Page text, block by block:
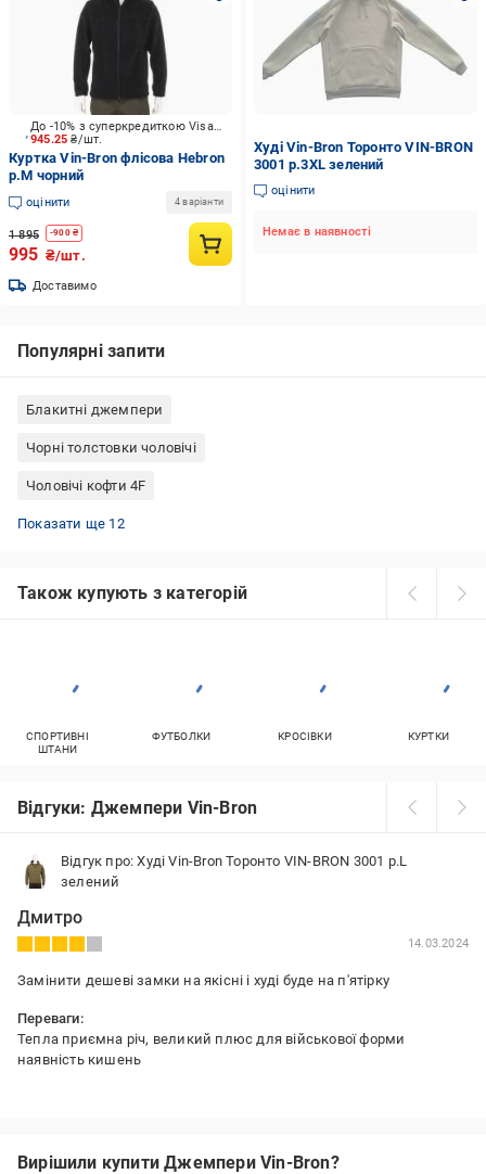
945.25₴/шт.
До -10% з суперкредиткою Visa Вигода
Куртка Vin-Bron флісова Hebron
р.M чорний
оцінити 4 варіанти
1 895 -900₴
995 ₴/шт.
Доставимо
Худі Vin-Bron Торонто VIN-BRON
3001 р.3XL зелений
оцінити
Немає в наявності
Популярні запити
Блакитні джемпери
Чорні толстовки чоловічі
Чоловічі кофти 4F
Худі без капюшона
Коричневі гольфи
Світшоти New Balance
Джемпери жіночі оверсайз
Худі жіночі
Світшоти Adidas чоловічі
Кофти з коміром жіночі
Червоні гольфи
Довгі худі
Чоловічі світшоти Puma
Худі Tommy Hilfiger
Кардигани жіночі в'язані
Показати ще 12
Також купують з категорій
СПОРТИВНІ
ШТАНИ
ФУТБОЛКИ КРОСІВКИ КУРТКИ
Відгуки: Джемпери Vin-Bron
Відгук про: Худі Vin-Bron Торонто VIN-BRON 3001 р.L
зелений
Дмитро
14.03.2024
Замінити дешеві замки на якісні і худі буде на п'ятірку
Переваги:
Тепла приємна річ, великий плюс для військової форми
наявність кишень
Вирішили купити Джемпери Vin-Bron?